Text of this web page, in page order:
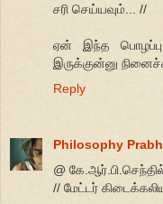
சரி செய்யவும்... //
ஏன் இந்த
இருக்குன்னு
Reply
Philosophy
@
// மேட்டர்